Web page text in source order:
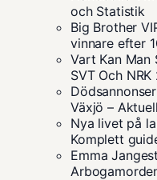
och Statistik
Big Brother
vinnare efter
Vart Kan Man
SVT Och
Växjö –
Nya livet på
Komplett
Emma